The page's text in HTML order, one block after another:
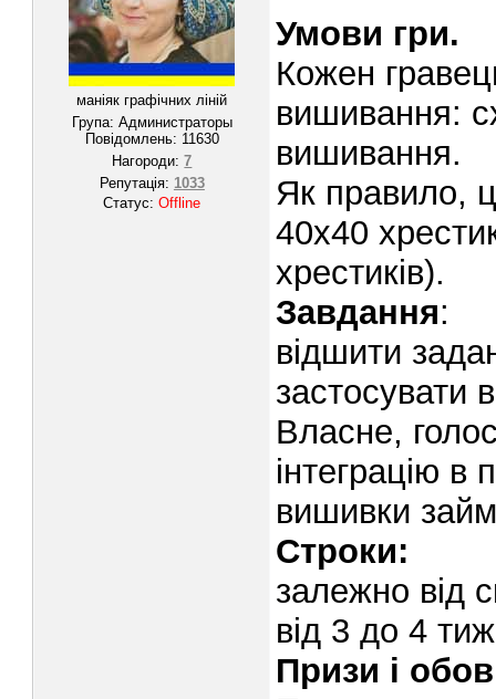
маніяк графічних ліній
Група: Администраторы
Повідомлень: 11630
Нагороди:7
Репутація: 1033
Статус:Offline
Умови гри.
Кожен
вишивання:
вишивання.
Як правило,
40х40
хрестиків).
Завдання:
відшити
застосувати
Власне,
інтеграцію в
вишивки
Строки:
залежно від
від 3 до 4
Призи і